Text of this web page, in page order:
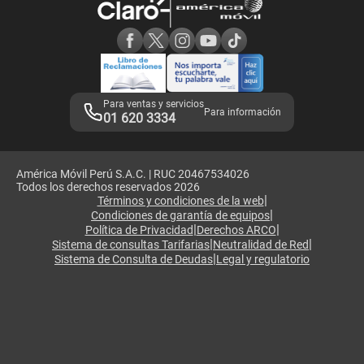
Adquirientes iPhone 6, 6S y SE
Mensaje de Seguridad
Términos y Condiciones de Tienda Claro
Libro de Reclamaciones
Legales de marketplace
Para ventas y servicios
01 620 3334 Para información
América Móvil Perú S.A.C. | RUC 20467534026
Todos los derechos reservados 2026
Términos y condiciones de la web|
Condiciones de garantía de equipos|
Política de Privacidad|Derechos ARCO|
Sistema de consultas Tarifarias|Neutralidad de Red|
Sistema de Consulta de Deudas|Legal y regulatorio